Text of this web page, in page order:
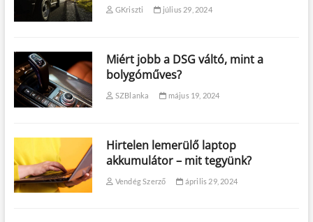
GKriszti július 29, 2024
Miért jobb a DSG váltó, mint a
bolygóműves?
SZBlanka május 19, 2024
Hirtelen lemerülő laptop
akkumulátor – mit tegyünk?
Vendég Szerző április 29, 2024